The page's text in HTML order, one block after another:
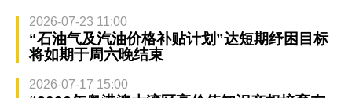
2026-07-23 11:00
“石油气及汽油价格补贴计划”达短期纾困目标
将如期于周六晚结束
2026-07-17 15:00